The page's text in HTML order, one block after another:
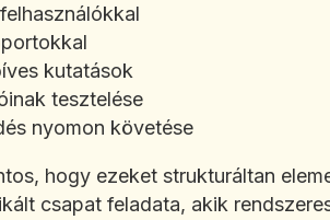
kutatások
tesztelése
nyomon követése
hogy ezeket strukturáltan
csapat feladata, akik